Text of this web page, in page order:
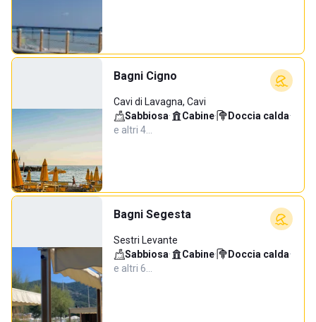
Bagni Cigno
Cavi di Lavagna, Cavi
Sabbiosa· Cabine· Doccia calda·
e altri 4…
Bagni Segesta
Sestri Levante
Sabbiosa· Cabine· Doccia calda·
e altri 6…